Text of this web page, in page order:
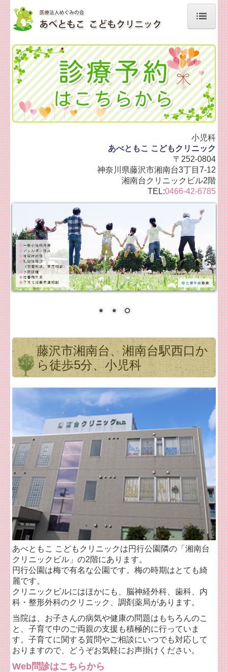
診療予定表
医師の紹介
カウンセラーの紹介
予防接種
料金表
診療予約について
施設、設備など
地図、交通案内
オンライン診療について
小児科
あべともこ こどもクリニック
〒252-0804
神奈川県藤沢市湘南台3丁目7-12
湘南台クリニックビル2階
TEL:0466-42-6785
藤沢市湘南台、湘南台駅西口か
ら徒歩5分、小児科
あべともこ こどもクリニックは円行公園隣の「湘南台
クリニックビル」の2階にあります。
円行公園は梅で有名な公園です。梅の時期はとても綺
麗です。
クリニックビルにはほかにも、脳神経外科、歯科、内
科・整形外科のクリニック、調剤薬局があります。
当院は、お子さんの病気や健康の問題はもちろんのこ
と、子育て中のご両親の支援も積極的に行っていま
す。子育てに関する質問やご相談にいつでも対応して
おりますので、どうぞお気軽にお声掛けください。
Web問診はこちらから